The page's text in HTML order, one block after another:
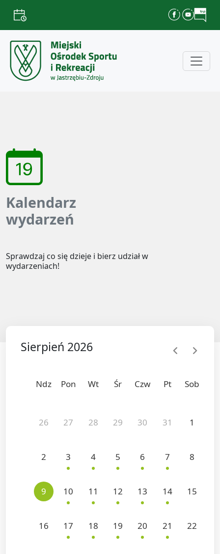
Kalendarz
wydarzeń
Sprawdzaj co się dzieje i bierz udział w
wydarzeniach!
Sierpień 2026 chevron_left chevron_right
Ndz Pon Wt Śr Czw Pt Sob
26 27 28 29 30 31 1
2 3 4 5 6 7 8
9 10 11 12 13 14 15
16 17 18 19 20 21 22